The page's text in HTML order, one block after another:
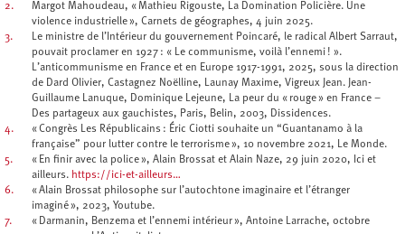
2.
Margot Mahoudeau, « Mathieu Rigouste, La Domination Policière. Une
violence industrielle », Carnets de géographes, 4 juin 2025.
3.
Le ministre de l’Intérieur du gouvernement Poincaré, le radical Albert Sarraut,
pouvait proclamer en 1927 : « Le communisme, voilà l’ennemi ! ».
L’anticommunisme en France et en Europe 1917-1991, 2025, sous la direction
de Dard Olivier, Castagnez Noëlline, Launay Maxime, Vigreux Jean. Jean-
Guillaume Lanuque, Dominique Lejeune, La peur du « rouge » en France –
Des partageux aux gauchistes, Paris, Belin, 2003, Dissidences.
4.
« Congrès Les Républicains : Éric Ciotti souhaite un “Guantanamo à la
française” pour lutter contre le terrorisme », 10 novembre 2021, Le Monde.
5.
« En finir avec la police », Alain Brossat et Alain Naze, 29 juin 2020, Ici et
ailleurs. https://ici-et-ailleurs…
6.
« Alain Brossat philosophe sur l’autochtone imaginaire et l’étranger
imaginé », 2023, Youtube.
7.
« Darmanin, Benzema et l’ennemi intérieur », Antoine Larrache, octobre